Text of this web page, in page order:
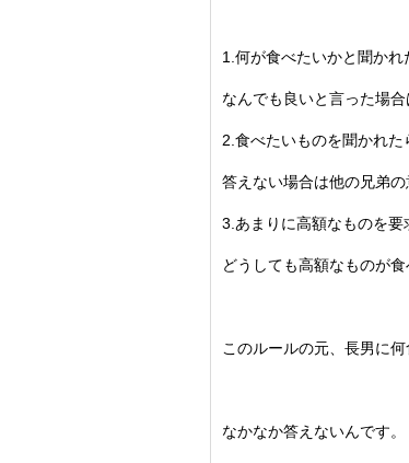
1.何が食べたいかと聞かれ
なんでも良いと言った場合
2.食べたいものを聞かれた
答えない場合は他の兄弟の
3.あまりに高額なものを要
どうしても高額なものが
このルールの元、長男に
なかなか答えないんです。